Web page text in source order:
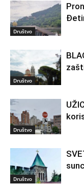
Društvo
Društvo
Društvo
Društvo